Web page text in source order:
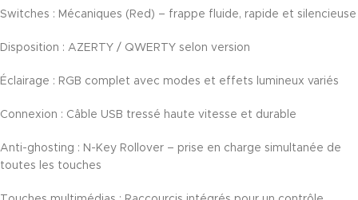
Switches : Mécaniques (Red) – frappe fluide, rapide et silencieuse
Disposition : AZERTY / QWERTY selon version
Éclairage : RGB complet avec modes et effets lumineux variés
Connexion : Câble USB tressé haute vitesse et durable
Anti-ghosting : N-Key Rollover – prise en charge simultanée de
toutes les touches